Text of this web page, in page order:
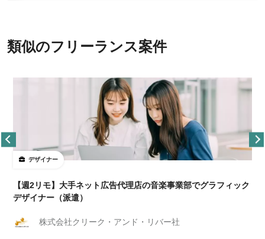
類似のフリーランス案件
デザイナー
【週2リモ】大手ネット広告代理店の音楽事業部でグラフィック
デザイナー（派遣）
株式会社クリーク・アンド・リバー社